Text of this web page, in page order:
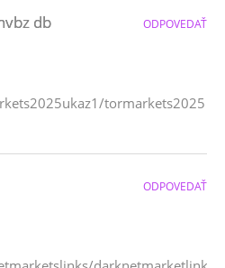
db
tormarkets2025
ODPOVEDAŤ
ODPOVEDAŤ